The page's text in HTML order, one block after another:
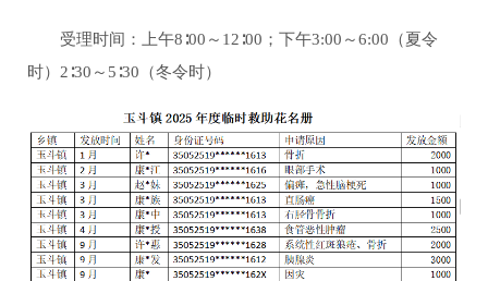
受理时间：上午8∶00～12∶00；下午3:00～6:00（夏令
时）2∶30～5∶30（冬令时）